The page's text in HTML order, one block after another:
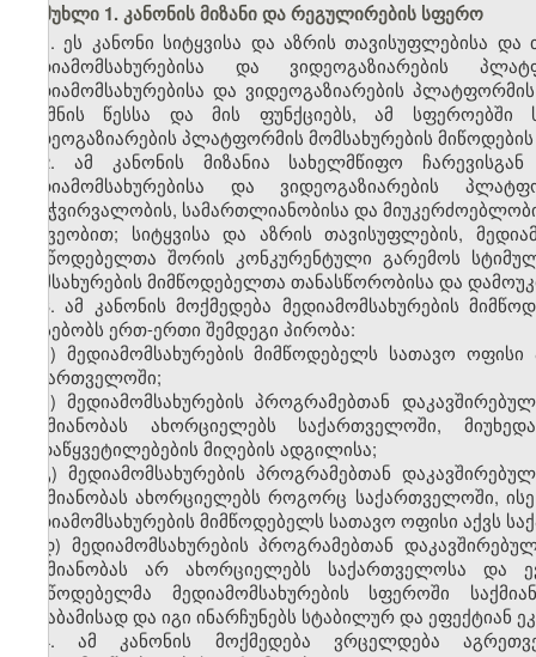
მუხლი 1. კანონის მიზანი და რეგულირების სფერო
1. ეს კანონი სიტყვისა და აზრის თავისუფლებისა და
მედიამომსახურებისა და ვიდეოგაზიარების
მედიამომსახურებისა და ვიდეოგაზიარების
შექმნის წესსა და მის ფუნქციებს, ამ სფეროებში
ვიდეოგაზიარების პლატფორმის მომსახურების
2. ამ კანონის მიზანია სახელმწიფო
მედიამომსახურებისა და ვიდეოგაზიარების
გამჭვირვალობის, სამართლიანობისა და
მეშვეობით; სიტყვისა და აზრის თავისუფლების,
მიმწოდებელთა შორის კონკურენტული გარემოს
მომსახურების მიმწოდებელთა თანასწორობისა და
3. ამ კანონის მოქმედება მედიამომსახურების
არსებობს ერთ-ერთი შემდეგი პირობა:
ა) მედიამომსახურების მიმწოდებელს სათავო
საქართველოში;
ბ) მედიამომსახურების პროგრამებთან
საქმიანობას ახორციელებს საქართველოში,
გადაწყვეტილებების მიღების ადგილისა;
გ) მედიამომსახურების პროგრამებთან
საქმიანობას ახორციელებს როგორც საქართველოში,
მედიამომსახურების მიმწოდებელს სათავო ოფისი აქვს
დ) მედიამომსახურების პროგრამებთან
საქმიანობას არ ახორციელებს საქართველოსა და
მიმწოდებელმა მედიამომსახურების სფეროში
შესაბამისად და იგი ინარჩუნებს სტაბილურ და
4. ამ კანონის მოქმედება ვრცელდება